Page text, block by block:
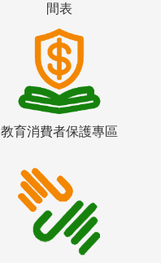
間表
教育消費者保護專區